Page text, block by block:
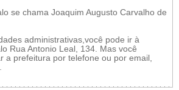
se chama Joaquim Augusto Carvalho de
administrativas,você pode ir à
Rua Antonio Leal, 134. Mas você
a prefeitura por telefone ou por email,